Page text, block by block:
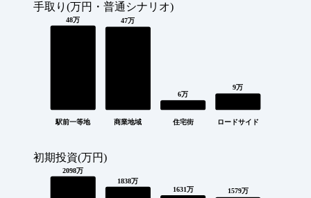
手取り(万円・普通シナリオ)
48万
駅前一等地
47万
商業地域
6万
住宅街
9万
ロードサイド
初期投資(万円)
2098万
1838万
1631万 1579万